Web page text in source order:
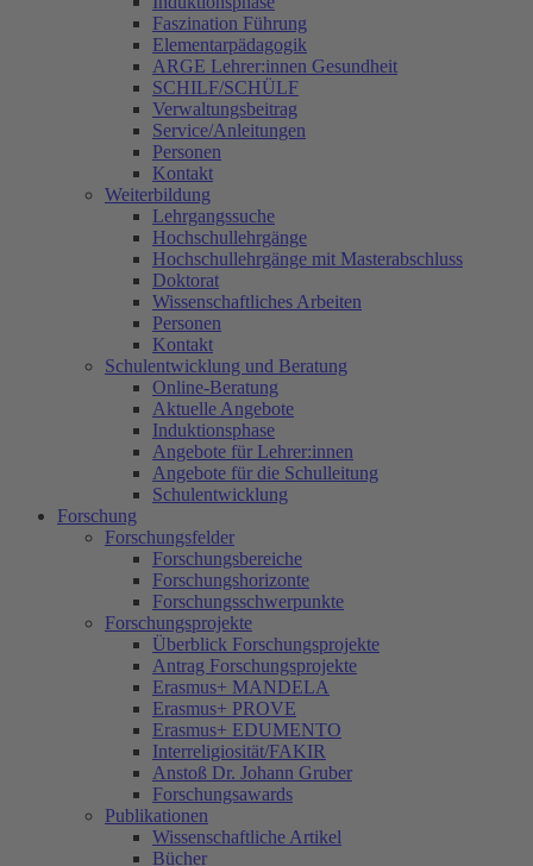
Faszination Führung
Elementarpädagogik
ARGE Lehrer:innen Gesundheit
SCHILF/SCHÜLF
Verwaltungsbeitrag
Service/Anleitungen
Personen
Kontakt
Weiterbildung
Lehrgangssuche
Hochschullehrgänge
Hochschullehrgänge mit Masterabschluss
Doktorat
Wissenschaftliches Arbeiten
Personen
Kontakt
Schulentwicklung und Beratung
Online-Beratung
Aktuelle Angebote
Induktionsphase
Angebote für Lehrer:innen
Angebote für die Schulleitung
Schulentwicklung
Forschung
Forschungsfelder
Forschungsbereiche
Forschungshorizonte
Forschungsschwerpunkte
Forschungsprojekte
Überblick Forschungsprojekte
Antrag Forschungsprojekte
Erasmus+ MANDELA
Erasmus+ PROVE
Erasmus+ EDUMENTO
Interreligiosität/FAKIR
Anstoß Dr. Johann Gruber
Forschungsawards
Publikationen
Wissenschaftliche Artikel
Bücher